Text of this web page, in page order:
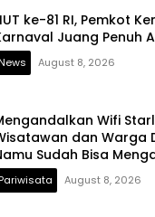
ke-81 RI, Pemkot
Juang Penuh
August 8, 2026
Wifi
dan Warga
Sudah Bisa
August 8, 2026